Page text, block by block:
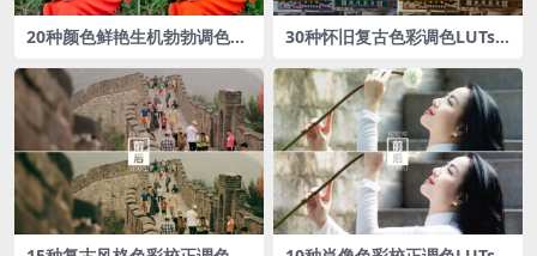
20种颜色鲜艳生机勃勃调色L
30种怀旧复古色彩调色LUTs